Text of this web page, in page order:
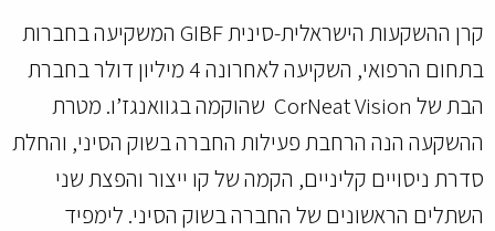
קרן ההשקעות הישראלית-סינית GIBF המשקיעה בחברות
בתחום הרפואי, השקיעה לאחרונה 4 מיליון דולר בחברת
הבת של CorNeat Vision שהוקמה בגוואנגז’ו. מטרת
ההשקעה הנה הרחבת פעילות החברה בשוק הסיני, והחלת
סדרת ניסויים קליניים, הקמה של קו ייצור והפצת שני
השתלים הראשונים של החברה בשוק הסיני. לימפיד